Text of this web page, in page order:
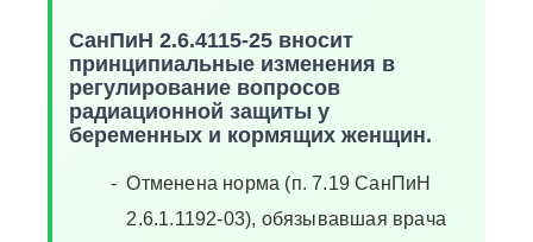
СанПиН 2.6.4115-25 вносит
принципиальные изменения в
регулирование вопросов
радиационной защиты у
беременных и кормящих женщин.
Отменена норма (п. 7.19 СанПиН
2.6.1.1192-03), обязывавшая врача